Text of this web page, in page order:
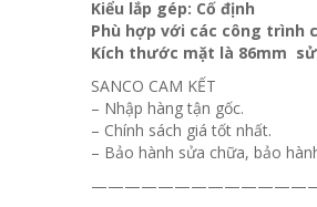
Kiểu lắp gép: Cố định
Phù hợp với các công trình
Kích thước mặt là 86mm
SANCO CAM KẾT
– Nhập hàng tận gốc.
– Chính sách giá tốt nhất.
– Bảo hành sửa chữa, bảo